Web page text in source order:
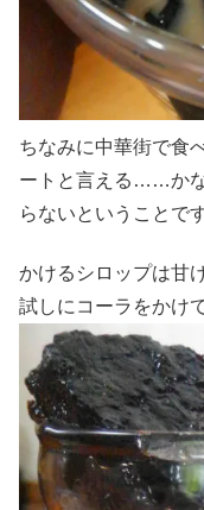
ちなみに中華街で食
ートと言える……か
らないということで
かけるシロップは甘
試しにコーラをかけ